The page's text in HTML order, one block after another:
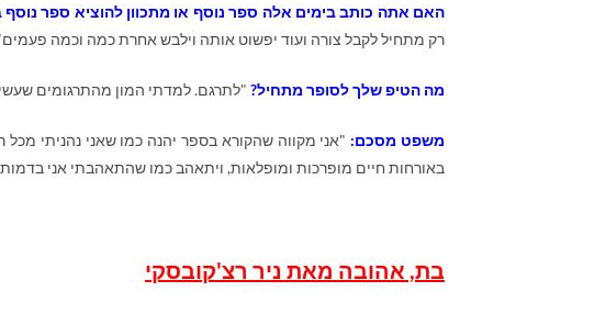
האם אתה כותב בימים אלה ספר נוסף או מתכוון להוציא ספר
רק מתחיל לקבל צורה ועוד יפשוט אותה וילבש אחרת כמה וכמה
מה הטיפ שלך לסופר מתחיל? "לתרגם. למדתי המון מהתרגומים
משפט מסכם: "אני מקווה שהקורא בספר יהנה כמו שאני נהניתי
באורחות חיים מופרכות ומופלאות, ויתאהב כמו שהתאהבתי אני
בת, אהובה מאת ניר רצ'קובסקי